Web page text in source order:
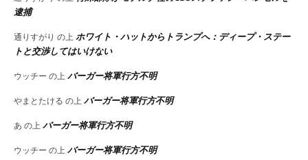
逮捕
通りすがり の上 ホワイト・ハットからトランプへ：ディープ・ステー
トと交渉してはいけない
ウッチー の上 バーガー将軍行方不明
やまとたける の上 バーガー将軍行方不明
あ の上 バーガー将軍行方不明
ウッチー の上 バーガー将軍行方不明